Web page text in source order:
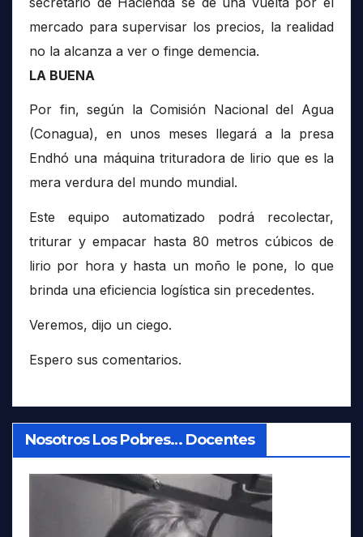
mercado para supervisar los precios, la realidad
no la alcanza a ver o finge demencia.
LA BUENA
Por fin, según la Comisión Nacional del Agua
(Conagua), en unos meses llegará a la presa
Endhó una máquina trituradora de lirio que es la
mera verdura del mundo mundial.
Este equipo automatizado podrá recolectar,
triturar y empacar hasta 80 metros cúbicos de
lirio por hora y hasta un moño le pone, lo que
brinda una eficiencia logística sin precedentes.
Veremos, dijo un ciego.
Espero sus comentarios.
Nosotros Los Pobres… Docentes